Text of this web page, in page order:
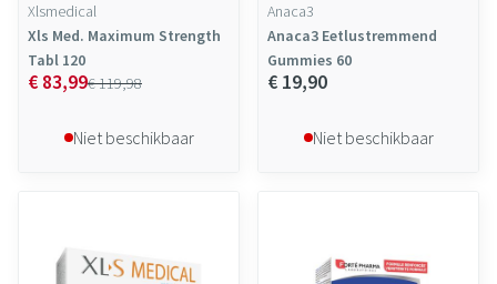
Xlsmedical
Xls Med. Maximum Strength
Tabl 120
€ 119,98
€ 83,99
Niet beschikbaar
Anaca3
Anaca3 Eetlustremmend
Gummies 60
€ 19,90
Niet beschikbaar